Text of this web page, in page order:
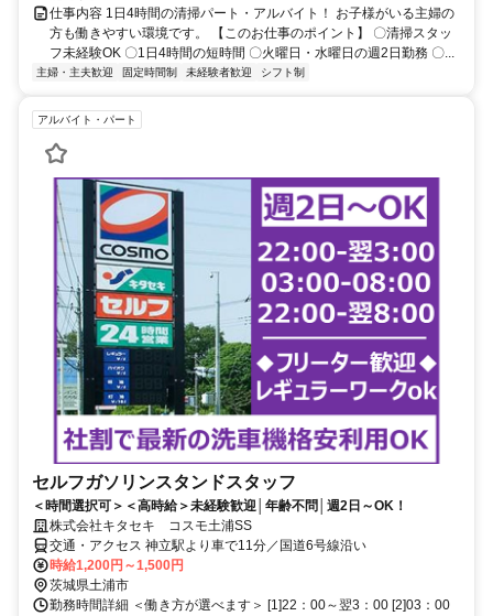
仕事内容 1日4時間の清掃パート・アルバイト！ お子様がいる主婦の
方も働きやすい環境です。 【このお仕事のポイント】 〇清掃スタッ
フ未経験OK 〇1日4時間の短時間 〇火曜日・水曜日の週2日勤務 〇...
主婦・主夫歓迎 固定時間制 未経験者歓迎 シフト制
アルバイト・パート
セルフガソリンスタンドスタッフ
＜時間選択可＞＜高時給＞未経験歓迎│年齢不問│週2日～OK！
株式会社キタセキ コスモ土浦SS
交通・アクセス 神立駅より車で11分／国道6号線沿い
時給1,200円～1,500円
茨城県土浦市
勤務時間詳細 ＜働き方が選べます＞ [1]22：00～翌3：00 [2]03：00